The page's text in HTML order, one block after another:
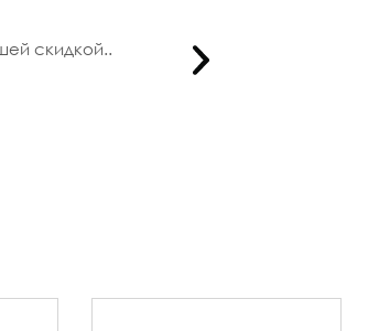
скидкой..